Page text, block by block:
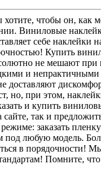
чтобы он, как
Виниловые
себе
Купить
не мешают
и
доставляют
но, при этом,
и купить
так и
режиме: заказать
под любую модель.
в порядочности!
Помните,